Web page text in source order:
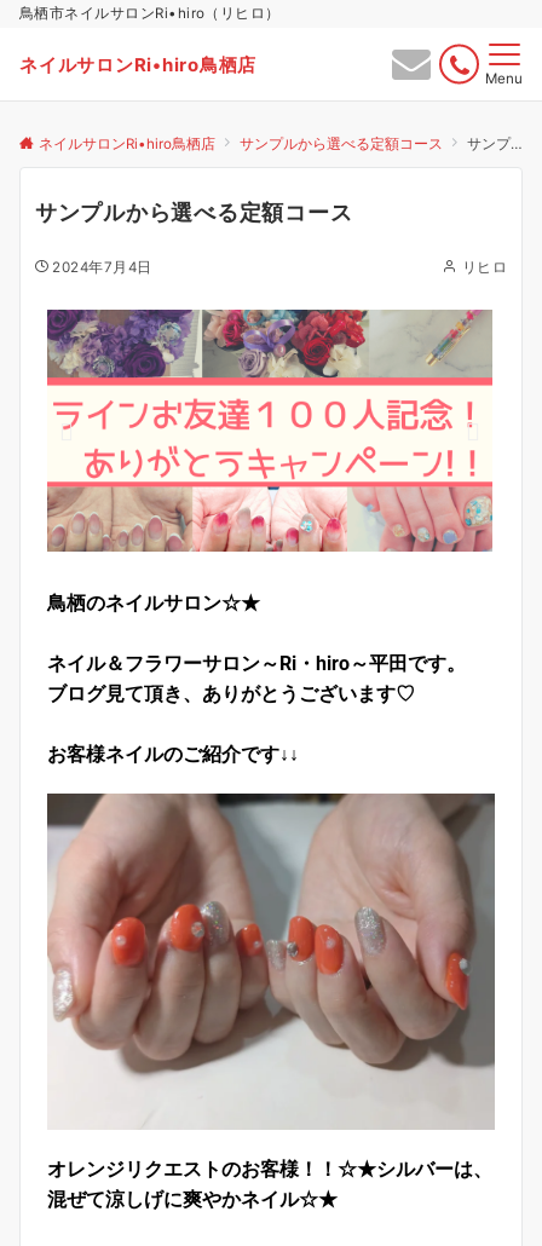
鳥栖市ネイルサロンRi•hiro（リヒロ）
ネイルサロンRi•hiro鳥栖店
Menu
ネイルサロンRi•hiro鳥栖店 サンプルから選べる定額コース サンプルから選べる定額コース
サンプルから選べる定額コース
2024年7月4日 リヒロ
鳥栖のネイルサロン☆★
ネイル＆フラワーサロン～Ri・hiro～平田です。
ブログ見て頂き、ありがとうございます♡
お客様ネイルのご紹介です↓↓
オレンジリクエストのお客様！！☆★シルバーは、
混ぜて涼しげに爽やかネイル☆★